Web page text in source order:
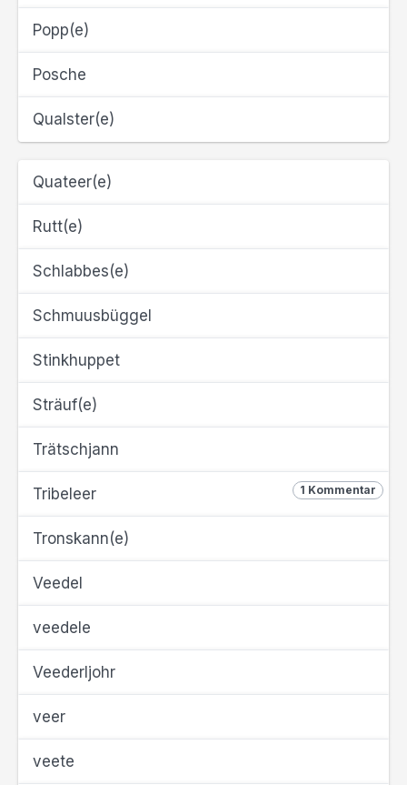
Popp(e)
Posche
Qualster(e)
Quateer(e)
Rutt(e)
Schlabbes(e)
Schmuusbüggel
Stinkhuppet
Sträuf(e)
Trätschjann
1 Kommentar
Tribeleer
Tronskann(e)
Veedel
veedele
Veederljohr
veer
veete